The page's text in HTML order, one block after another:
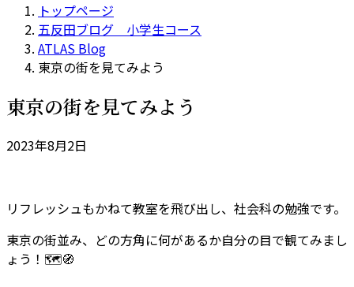
トップページ
五反田ブログ 小学生コース
ATLAS Blog
東京の街を見てみよう
東京の街を見てみよう
2023年8月2日
リフレッシュもかねて教室を飛び出し、社会科の勉強です。
東京の街並み、どの方角に何があるか自分の目で観てみまし
ょう！🗺️🧭